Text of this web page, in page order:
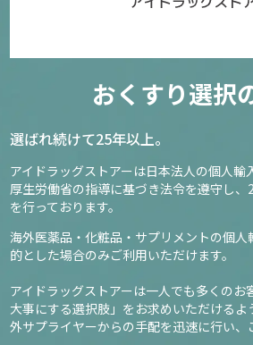
おくすり選択
選ばれ続けて25年以上。
アイドラッグストアーは日本法人の個人輸
厚生労働省の指導に基づき法令を遵守し、
を行っております。
海外医薬品・化粧品・サプリメントの個人
的とした場合のみご利用いただけます。
アイドラッグストアーは一人でも多くのお
大事にする選択肢」をお求めいただけるよ
外サプライヤーからの手配を迅速に行い、